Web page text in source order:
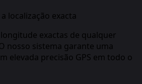
localização exacta
exactas de qualquer
nosso sistema garante uma
elevada precisão GPS em todo o